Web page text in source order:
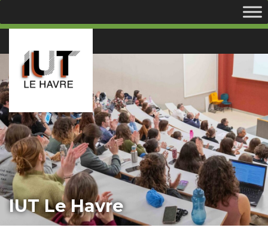
IUT Le Havre